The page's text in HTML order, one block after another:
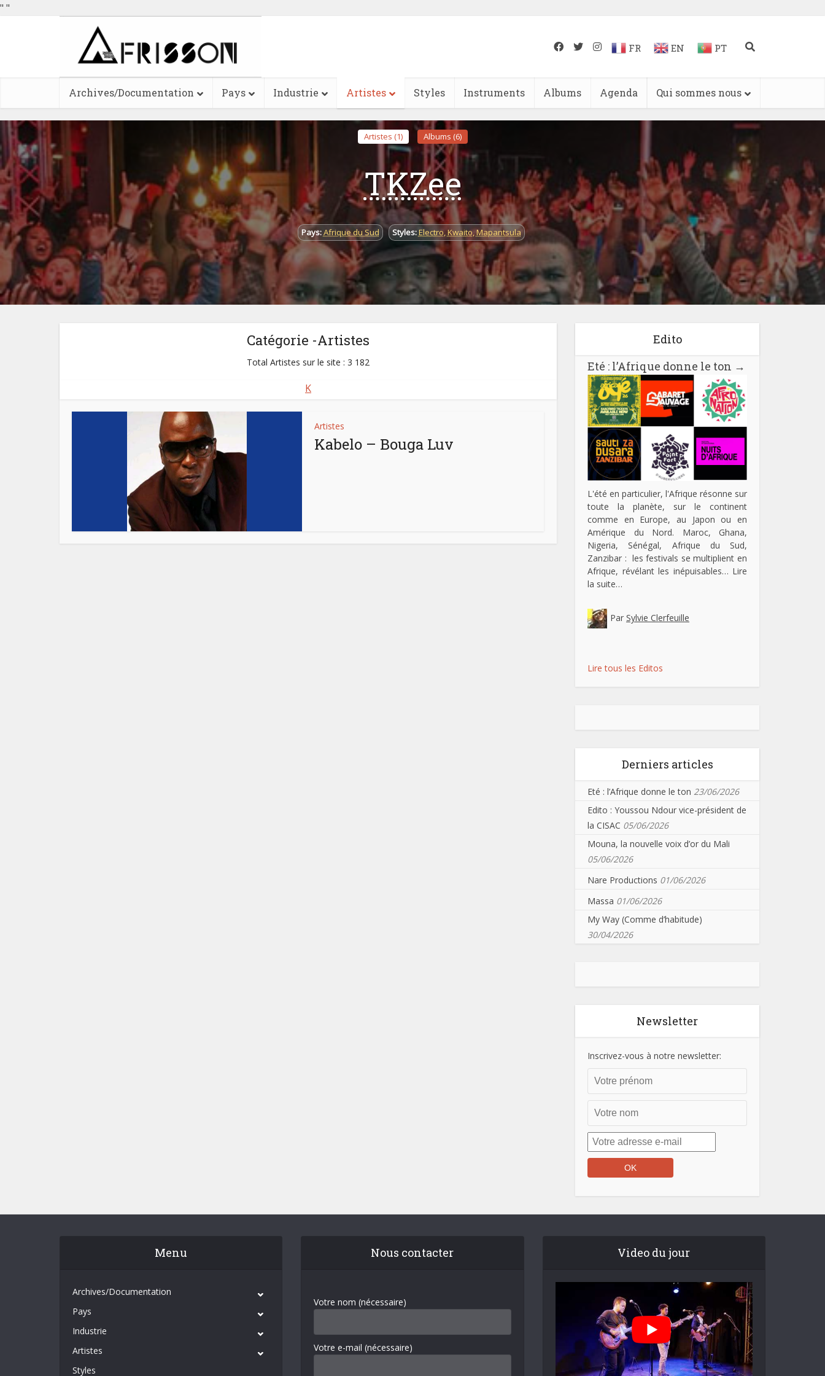
" "
FR EN PT
Archives/Documentation Pays Industrie Artistes Styles Instruments Albums Agenda Qui sommes nous
Artistes (1) Albums (6)
TKZee
Pays:Afrique du Sud Styles:Electro,Kwaito,Mapantsula
Catégorie -Artistes
Total Artistes sur le site : 3 182
K
Artistes
Kabelo – Bouga Luv
Edito
Eté : l’Afrique donne le ton →
L'été en particulier, l'Afrique résonne sur
toute la planète, sur le continent
comme en Europe, au Japon ou en
Amérique du Nord. Maroc, Ghana,
Nigeria, Sénégal, Afrique du Sud,
Zanzibar : les festivals se multiplient en
Afrique, révélant les inépuisables… Lire
la suite…
Par Sylvie Clerfeuille
Lire tous les Editos
Derniers articles
Eté : l’Afrique donne le ton 23/06/2026
Edito : Youssou Ndour vice-président de
la CISAC 05/06/2026
Mouna, la nouvelle voix d’or du Mali
05/06/2026
Nare Productions 01/06/2026
Massa 01/06/2026
My Way (Comme d’habitude)
30/04/2026
Newsletter
Inscrivez-vous à notre newsletter:
Menu
Archives/Documentation
Pays
Industrie
Artistes
Styles
Nous contacter
Votre nom (nécessaire)
Votre e-mail (nécessaire)
Video du jour